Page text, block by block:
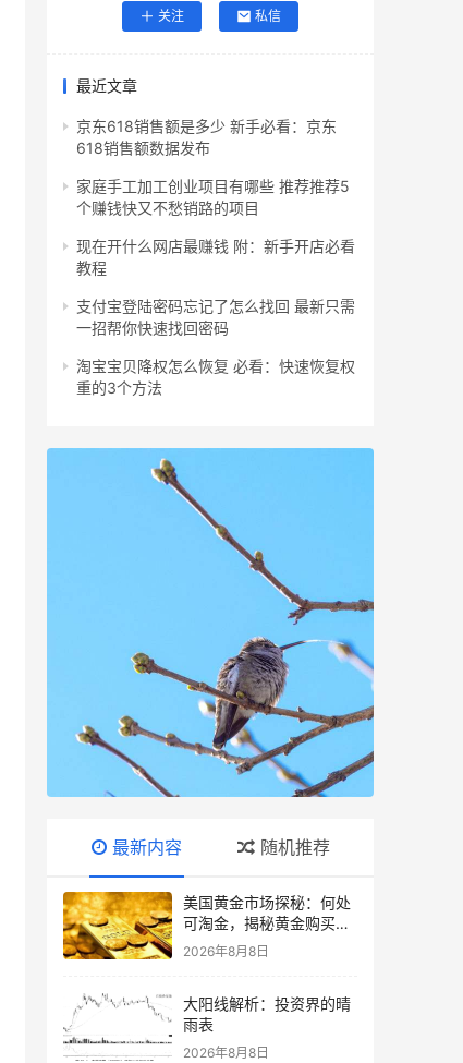
关注 私信
最近文章
京东618销售额是多少 新手必看：京东
618销售额数据发布
家庭手工加工创业项目有哪些 推荐推荐5
个赚钱快又不愁销路的项目
现在开什么网店最赚钱 附：新手开店必看
教程
支付宝登陆密码忘记了怎么找回 最新只需
一招帮你快速找回密码
淘宝宝贝降权怎么恢复 必看：快速恢复权
重的3个方法
最新内容 随机推荐
美国黄金市场探秘：何处
可淘金，揭秘黄金购买指
南
2026年8月8日
大阳线解析：投资界的晴
雨表
2026年8月8日